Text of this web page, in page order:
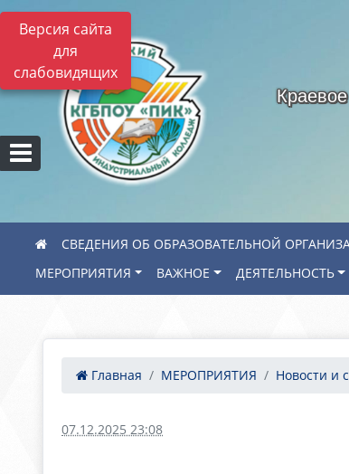
Версия сайта
для
слабовидящих
СВЕДЕНИЯ ОБ ОБРАЗОВАТЕЛЬНОЙ
МЕРОПРИЯТИЯ
ВАЖНОЕ ДЕЯТЕЛЬНОСТЬ
Главная МЕРОПРИЯТИЯ Новости и
07.12.2025 23:08